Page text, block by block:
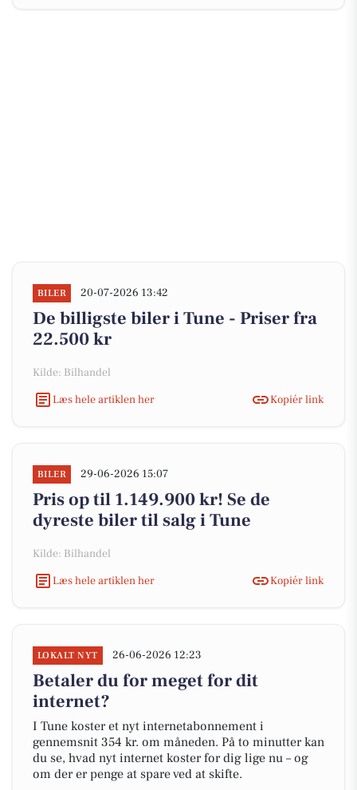
BILER 20-07-2026 13:42
De billigste biler i Tune - Priser fra
22.500 kr
Kilde: Bilhandel
Læs hele artiklen her
Kopiér link
BILER 29-06-2026 15:07
Pris op til 1.149.900 kr! Se de
dyreste biler til salg i Tune
Kilde: Bilhandel
Læs hele artiklen her
Kopiér link
LOKALT NYT 26-06-2026 12:23
Betaler du for meget for dit
internet?
I Tune koster et nyt internetabonnement i
gennemsnit 354 kr. om måneden. På to minutter kan
du se, hvad nyt internet koster for dig lige nu – og
om der er penge at spare ved at skifte.